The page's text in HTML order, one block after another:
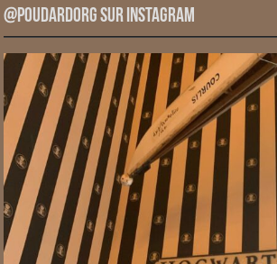
@PoudardOrg sur Instagram